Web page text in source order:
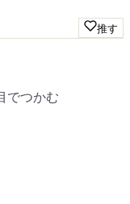
推す
でつかむ